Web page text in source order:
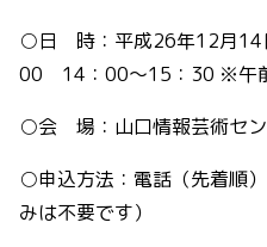
○日 時：平成26年12月
00 14：00～15：30 ※午前
○会 場：山口情報芸術セ
○申込方法：電話（先着順
みは不要です）